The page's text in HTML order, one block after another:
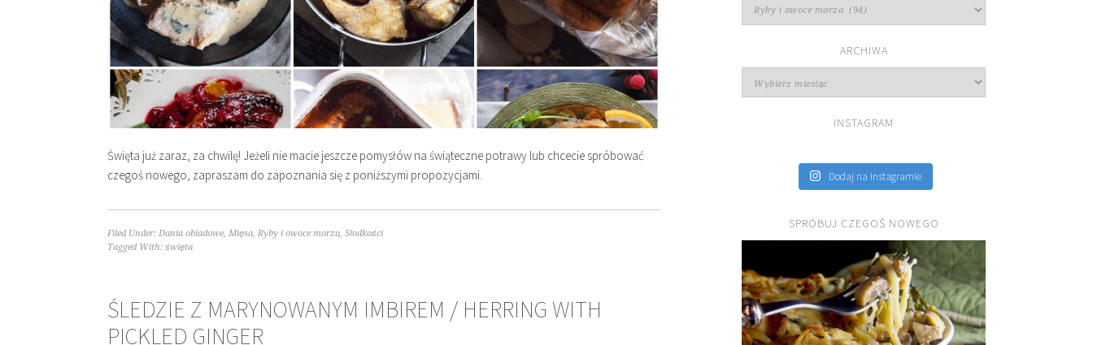
Święta już zaraz, za chwilę! Jeżeli nie macie jeszcze pomysłów na świąteczne potrawy lub chcecie spróbować
czegoś nowego, zapraszam do zapoznania się z poniższymi propozycjami.
Filed Under: Dania obiadowe, Mięsa, Ryby i owoce morza, Słodkości
Tagged With: święta
ŚLEDZIE Z MARYNOWANYM IMBIREM / HERRING WITH
PICKLED GINGER
Kategorie
przepisów
ARCHIWA
INSTAGRAM
Dodaj na Instagramie
SPRÓBUJ CZEGOŚ NOWEGO